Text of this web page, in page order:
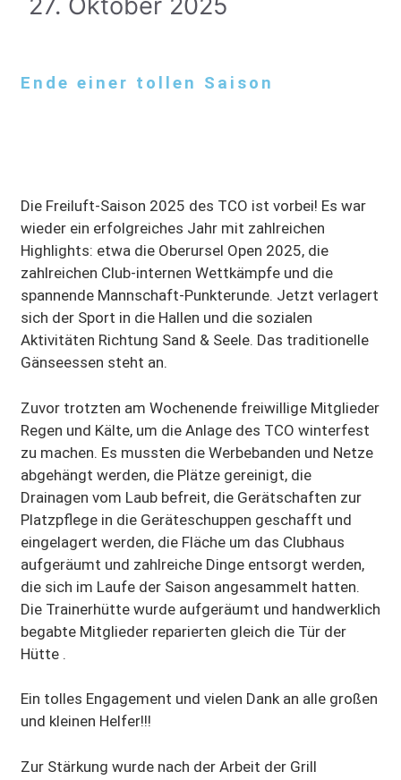
Ende einer tollen Saison
Die Freiluft-Saison 2025 des TCO ist vorbei! Es war
wieder ein erfolgreiches Jahr mit zahlreichen
Highlights: etwa die Oberursel Open 2025, die
zahlreichen Club-internen Wettkämpfe und die
spannende Mannschaft-Punkterunde. Jetzt verlagert
sich der Sport in die Hallen und die sozialen
Aktivitäten Richtung Sand & Seele. Das traditionelle
Gänseessen steht an.
Zuvor trotzten am Wochenende freiwillige Mitglieder
Regen und Kälte, um die Anlage des TCO winterfest
zu machen. Es mussten die Werbebanden und Netze
abgehängt werden, die Plätze gereinigt, die
Drainagen vom Laub befreit, die Gerätschaften zur
Platzpflege in die Geräteschuppen geschafft und
eingelagert werden, die Fläche um das Clubhaus
aufgeräumt und zahlreiche Dinge entsorgt werden,
die sich im Laufe der Saison angesammelt hatten.
Die Trainerhütte wurde aufgeräumt und handwerklich
begabte Mitglieder reparierten gleich die Tür der
Hütte .
Ein tolles Engagement und vielen Dank an alle großen
und kleinen Helfer!!!
Zur Stärkung wurde nach der Arbeit der Grill